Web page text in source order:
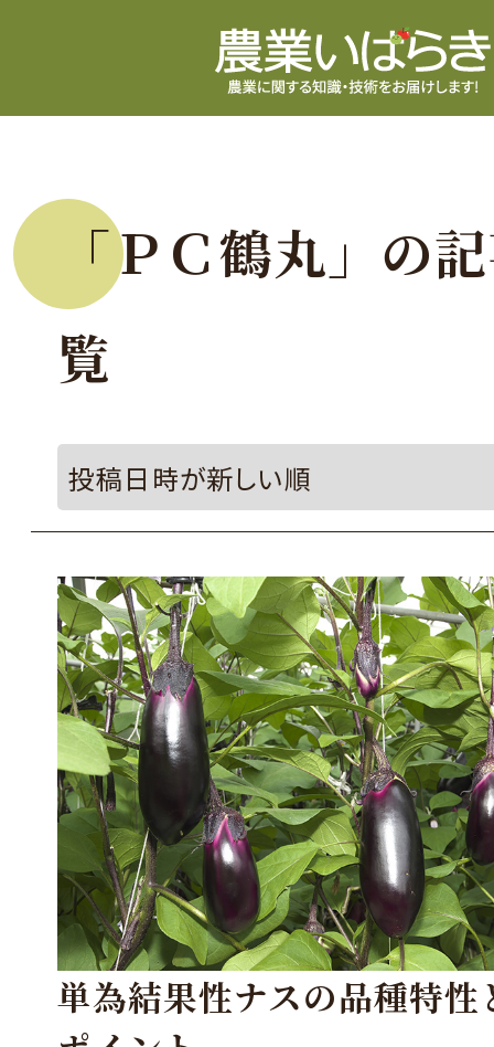
「ＰＣ鶴丸」の
覧
単為結果性ナスの品種特性